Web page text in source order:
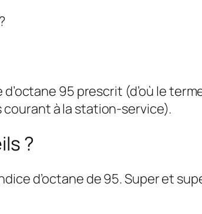
95 prescrit (d’où le
courant à la station-service).
?
d’octane de 95. Super et